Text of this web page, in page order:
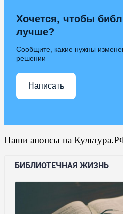
Хочется, чтобы
лучше?
Сообщите, какие нужны
решении
Написать
Наши анонсы на